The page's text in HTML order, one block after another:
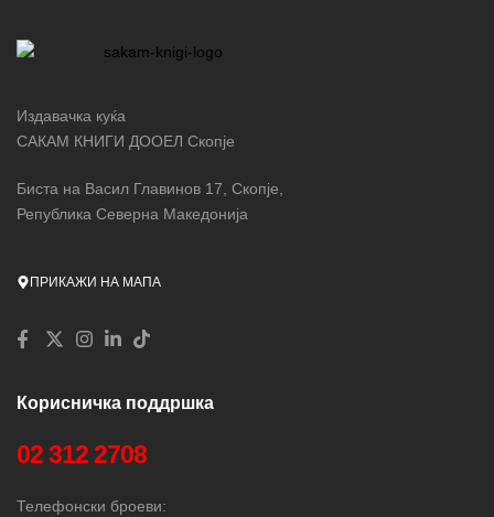
Издавачка куќа
САКАМ КНИГИ ДООЕЛ Скопје
Биста на Васил Главинов 17, Скопје,
Република Северна Македонија
ПРИКАЖИ НА МАПА
Корисничка поддршка
02 312 2708
Телефонски броеви: